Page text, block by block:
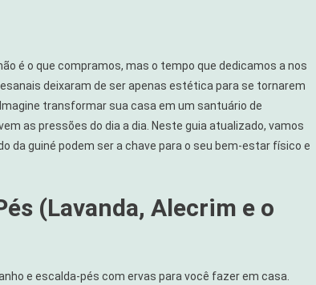
é o que compramos, mas o tempo que dedicamos a nos
deixaram de ser apenas estética para se tornarem
transformar sua casa em um santuário de
as pressões do dia a dia. Neste guia atualizado, vamos
da guiné podem ser a chave para o seu bem-estar físico e
(Lavanda, Alecrim e o
e escalda-pés com ervas para você fazer em casa.